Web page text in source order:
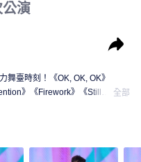
公演
舞臺時刻！《OK, OK, OK》
》《Firework》《Still
全部